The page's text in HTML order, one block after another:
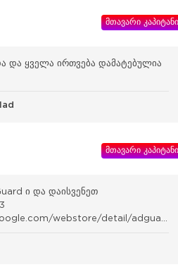
მთავარი კაპიტანი
და ყველა ირთვება დამატებულია
მთავარი კაპიტანი
ი და დაისვენეთ
webstore/detail/adguard-